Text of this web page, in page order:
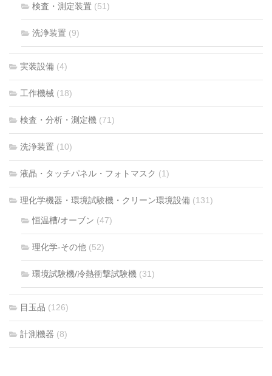
検査・測定装置 (51)
洗浄装置 (9)
実装設備 (4)
工作機械 (18)
検査・分析・測定機 (71)
洗浄装置 (10)
液晶・タッチパネル・フォトマスク (1)
理化学機器・環境試験機・クリーン環境設備 (131)
恒温槽/オーブン (47)
理化学-その他 (52)
環境試験機/冷熱衝撃試験機 (31)
目玉品 (126)
計測機器 (8)